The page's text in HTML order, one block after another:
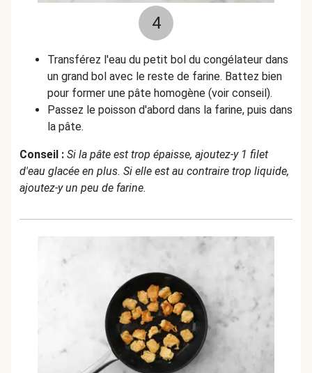
4
Transférez l'eau du petit bol du congélateur dans
un grand bol avec le reste de farine. Battez bien
pour former une pâte homogène (voir conseil).
Passez le poisson d'abord dans la farine, puis dans
la pâte.
Conseil : Si la pâte est trop épaisse, ajoutez-y 1 filet
d'eau glacée en plus. Si elle est au contraire trop liquide,
ajoutez-y un peu de farine.